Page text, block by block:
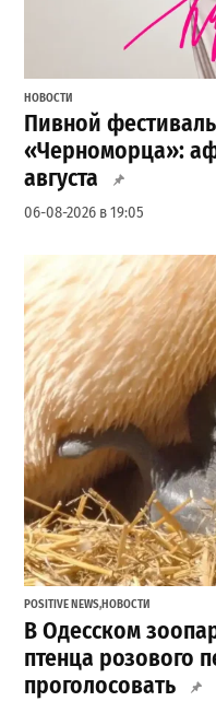
НОВОСТИ
Пивной
«Черноморца»:
августа
06-08-2026 в 19:05
POSITIVE NEWS,НОВОСТИ
В Одесском
птенца розового
проголосовать